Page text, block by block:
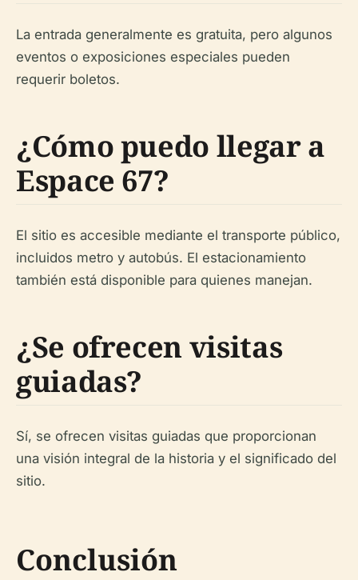
La entrada generalmente es gratuita, pero algunos
eventos o exposiciones especiales pueden
requerir boletos.
¿Cómo puedo llegar a
Espace 67?
El sitio es accesible mediante el transporte público,
incluidos metro y autobús. El estacionamiento
también está disponible para quienes manejan.
¿Se ofrecen visitas
guiadas?
Sí, se ofrecen visitas guiadas que proporcionan
una visión integral de la historia y el significado del
sitio.
Conclusión